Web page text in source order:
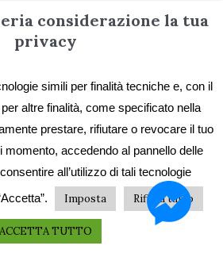
considerazione la tua
privacy
simili per finalità tecniche e, con il
altre finalità, come specificato nella
prestare, rifiutare o revocare il tuo
accedendo al pannello delle
all’utilizzo di tali tecnologie
Imposta Rifiuta tutto
ACCETTA TUTTO